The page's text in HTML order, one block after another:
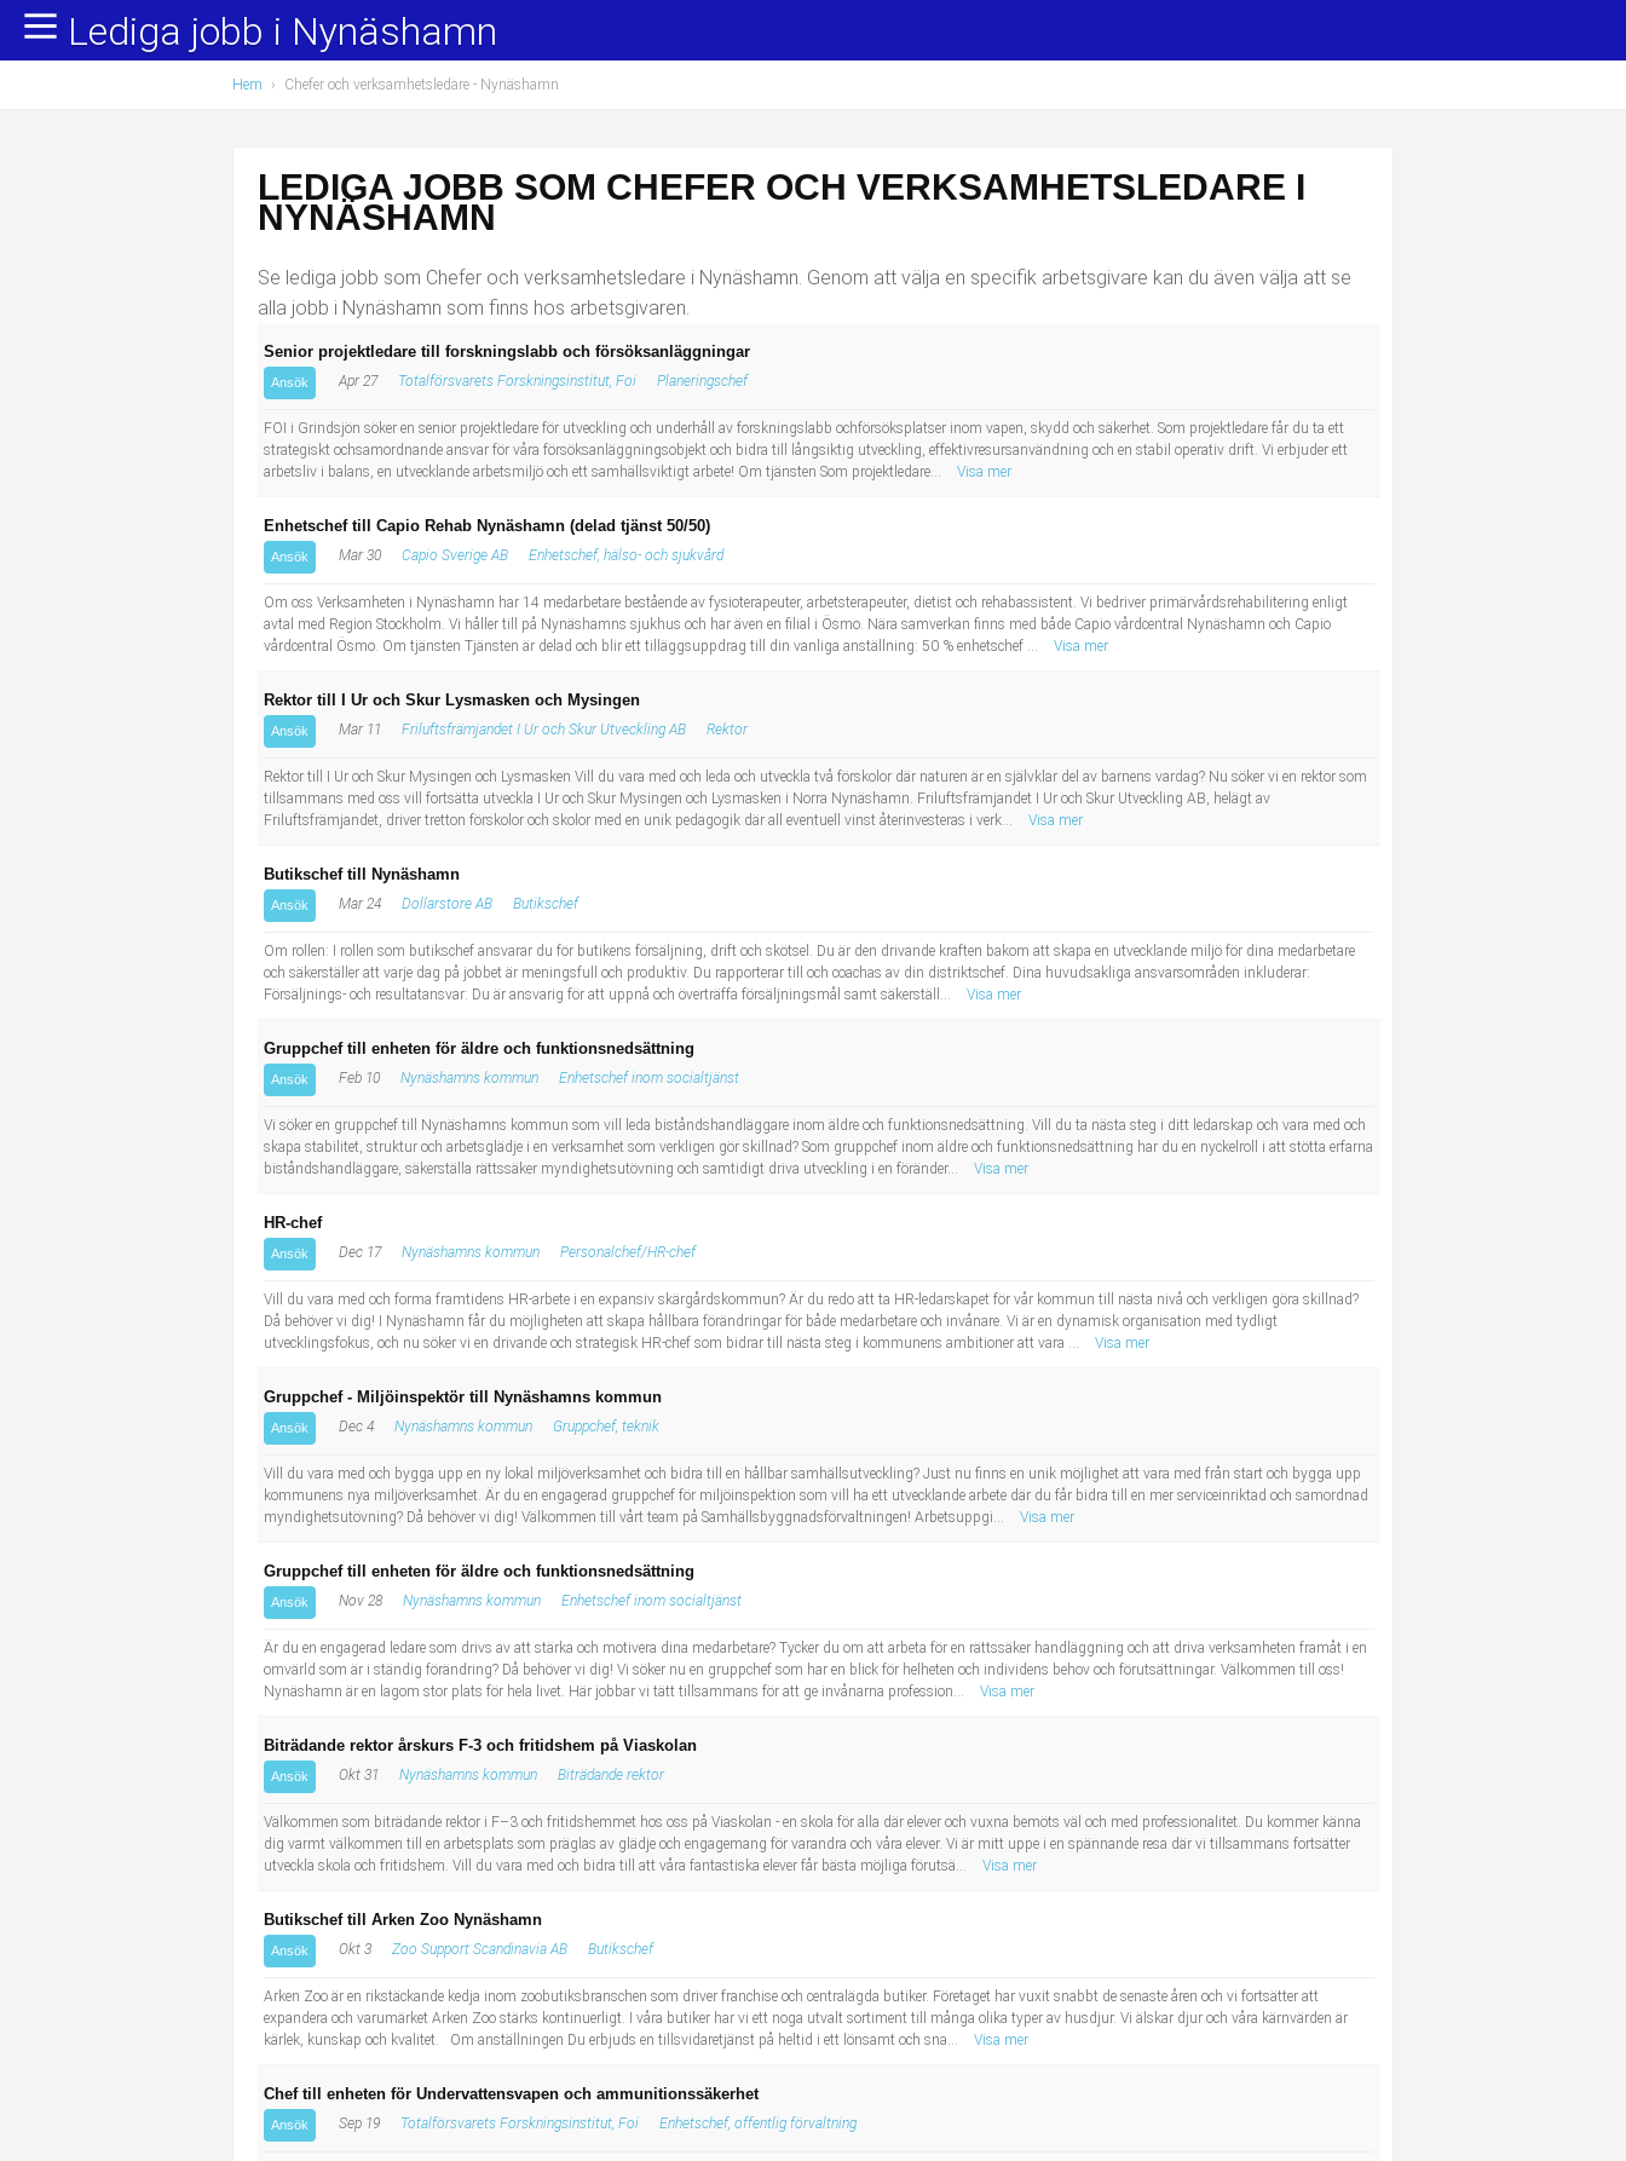
Yrkesområden
Administration, ekonomi, juridik
Chefer och verksamhetsledare
Hotell, restaurang, storhushåll
Installation, drift, underhåll
Naturvetenskapligt arbete
Sanering och renhållning
Populära jobb
Undersköterska, hemtjänst och äldreboende
Lärare i förskola/Förskollärare
Bussförare/Busschaufför
Behandlingsassistent/Socialpedagog
Tidningsbud/Tidningsdistributör
Lärare i fritidshem/Fritidspedagog
Läkarsekreterare/Vårdadmin/Medicinsk sekreterare
Informatör/Kommunikatör
Sjuksköterska, grundutbildad
Undersköterska, vård- o specialavd. o mottagning
Lediga jobb i Nynäshamn
Hem › Chefer och verksamhetsledare - Nynäshamn
LEDIGA JOBB SOM CHEFER OCH VERKSAMHETSLEDARE I
NYNÄSHAMN
Se lediga jobb som Chefer och verksamhetsledare i Nynäshamn. Genom att välja en specifik arbetsgivare kan du även välja att se
alla jobb i Nynäshamn som finns hos arbetsgivaren.
Senior projektledare till forskningslabb och försöksanläggningar
Ansök Apr 27 Totalförsvarets Forskningsinstitut, Foi Planeringschef
FOI i Grindsjön söker en senior projektledare för utveckling och underhåll av forskningslabb ochförsöksplatser inom vapen, skydd och säkerhet. Som projektledare får du ta ett
strategiskt ochsamordnande ansvar för våra försöksanläggningsobjekt och bidra till långsiktig utveckling, effektivresursanvändning och en stabil operativ drift. Vi erbjuder ett
arbetsliv i balans, en utvecklande arbetsmiljö och ett samhällsviktigt arbete! Om tjänsten Som projektledare...
Visa mer
Enhetschef till Capio Rehab Nynäshamn (delad tjänst 50/50)
Ansök Mar 30 Capio Sverige AB Enhetschef, hälso- och sjukvård
Om oss Verksamheten i Nynäshamn har 14 medarbetare bestående av fysioterapeuter, arbetsterapeuter, dietist och rehabassistent. Vi bedriver primärvårdsrehabilitering enligt
avtal med Region Stockholm. Vi håller till på Nynäshamns sjukhus och har även en filial i Ösmo. Nära samverkan finns med både Capio vårdcentral Nynäshamn och Capio
vårdcentral Ösmo. Om tjänsten Tjänsten är delad och blir ett tilläggsuppdrag till din vanliga anställning: 50 % enhetschef ...
Visa mer
Rektor till I Ur och Skur Lysmasken och Mysingen
Ansök Mar 11 Friluftsfrämjandet I Ur och Skur Utveckling AB Rektor
Rektor till I Ur och Skur Mysingen och Lysmasken Vill du vara med och leda och utveckla två förskolor där naturen är en självklar del av barnens vardag? Nu söker vi en rektor som
tillsammans med oss vill fortsätta utveckla I Ur och Skur Mysingen och Lysmasken i Norra Nynäshamn. Friluftsfrämjandet I Ur och Skur Utveckling AB, helägt av
Friluftsfrämjandet, driver tretton förskolor och skolor med en unik pedagogik där all eventuell vinst återinvesteras i verk...
Visa mer
Butikschef till Nynäshamn
Ansök Mar 24 Dollarstore AB Butikschef
Om rollen: I rollen som butikschef ansvarar du för butikens försäljning, drift och skötsel. Du är den drivande kraften bakom att skapa en utvecklande miljö för dina medarbetare
och säkerställer att varje dag på jobbet är meningsfull och produktiv. Du rapporterar till och coachas av din distriktschef. Dina huvudsakliga ansvarsområden inkluderar:
Försäljnings- och resultatansvar: Du är ansvarig för att uppnå och överträffa försäljningsmål samt säkerställ...
Visa mer
Gruppchef till enheten för äldre och funktionsnedsättning
Ansök Feb 10 Nynäshamns kommun Enhetschef inom socialtjänst
Vi söker en gruppchef till Nynäshamns kommun som vill leda biståndshandläggare inom äldre och funktionsnedsättning. Vill du ta nästa steg i ditt ledarskap och vara med och
skapa stabilitet, struktur och arbetsglädje i en verksamhet som verkligen gör skillnad? Som gruppchef inom äldre och funktionsnedsättning har du en nyckelroll i att stötta erfarna
biståndshandläggare, säkerställa rättssäker myndighetsutövning och samtidigt driva utveckling i en föränder...
Visa mer
HR-chef
Ansök Dec 17 Nynäshamns kommun Personalchef/HR-chef
Vill du vara med och forma framtidens HR-arbete i en expansiv skärgårdskommun? Är du redo att ta HR-ledarskapet för vår kommun till nästa nivå och verkligen göra skillnad?
Då behöver vi dig! I Nynäshamn får du möjligheten att skapa hållbara förändringar för både medarbetare och invånare. Vi är en dynamisk organisation med tydligt
utvecklingsfokus, och nu söker vi en drivande och strategisk HR-chef som bidrar till nästa steg i kommunens ambitioner att vara ...
Visa mer
Gruppchef - Miljöinspektör till Nynäshamns kommun
Ansök Dec 4 Nynäshamns kommun Gruppchef, teknik
Vill du vara med och bygga upp en ny lokal miljöverksamhet och bidra till en hållbar samhällsutveckling? Just nu finns en unik möjlighet att vara med från start och bygga upp
kommunens nya miljöverksamhet. Är du en engagerad gruppchef för miljöinspektion som vill ha ett utvecklande arbete där du får bidra till en mer serviceinriktad och samordnad
myndighetsutövning? Då behöver vi dig! Välkommen till vårt team på Samhällsbyggnadsförvaltningen! Arbetsuppgi...
Visa mer
Gruppchef till enheten för äldre och funktionsnedsättning
Ansök Nov 28 Nynäshamns kommun Enhetschef inom socialtjänst
Är du en engagerad ledare som drivs av att stärka och motivera dina medarbetare? Tycker du om att arbeta för en rättssäker handläggning och att driva verksamheten framåt i en
omvärld som är i ständig förändring? Då behöver vi dig! Vi söker nu en gruppchef som har en blick för helheten och individens behov och förutsättningar. Välkommen till oss!
Nynäshamn är en lagom stor plats för hela livet. Här jobbar vi tätt tillsammans för att ge invånarna profession...
Visa mer
Biträdande rektor årskurs F-3 och fritidshem på Viaskolan
Ansök Okt 31 Nynäshamns kommun Biträdande rektor
Välkommen som biträdande rektor i F–3 och fritidshemmet hos oss på Viaskolan - en skola för alla där elever och vuxna bemöts väl och med professionalitet. Du kommer känna
dig varmt välkommen till en arbetsplats som präglas av glädje och engagemang för varandra och våra elever. Vi är mitt uppe i en spännande resa där vi tillsammans fortsätter
utveckla skola och fritidshem. Vill du vara med och bidra till att våra fantastiska elever får bästa möjliga förutsä...
Visa mer
Butikschef till Arken Zoo Nynäshamn
Ansök Okt 3 Zoo Support Scandinavia AB Butikschef
Arken Zoo är en rikstäckande kedja inom zoobutiksbranschen som driver franchise och centralägda butiker. Företaget har vuxit snabbt de senaste åren och vi fortsätter att
expandera och varumärket Arken Zoo stärks kontinuerligt. I våra butiker har vi ett noga utvalt sortiment till många olika typer av husdjur. Vi älskar djur och våra kärnvärden är
kärlek, kunskap och kvalitet. Om anställningen Du erbjuds en tillsvidaretjänst på heltid i ett lönsamt och sna...
Visa mer
Chef till enheten för Undervattensvapen och ammunitionssäkerhet
Ansök Sep 19 Totalförsvarets Forskningsinstitut, Foi Enhetschef, offentlig förvaltning